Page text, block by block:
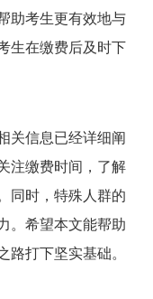
助考生更有效地与
生在缴费后及时下
关信息已经详细阐
注缴费时间，了解
同时，特殊人群的
。希望本文能帮助
打下坚实基础。